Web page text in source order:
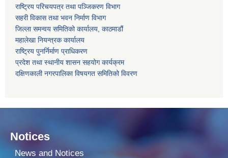
राष्ट्रिय परिचयपत्र तथा पञ्जिकरण विभाग
सहरी विकास तथा भवन निर्माण विभाग
जिल्ला समन्वय समितिको कार्यालय, काठमाडौं
महालेखा नियन्त्रक कार्यालय
राष्ट्रिय पुनर्निर्माण प्राधिकरण
प्रदेश तथा स्थानीय शासन सहयोग कार्यक्रम
दक्षिणकाली नगरपालिका विषयगत समितिको विवरण
Notices
News and Notices